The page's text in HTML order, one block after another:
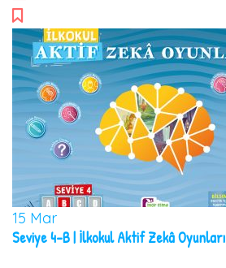
15 Mar
Seviye 4-B | İlkokul Aktif Zekâ Oyunları